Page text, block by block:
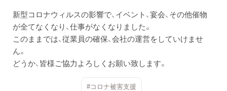
新型コロナウィルスの影響で、イベント、宴会、その他催物
が全てなくなり、仕事がなくなりました。
このままでは、従業員の確保、会社の運営をしていけませ
ん。
どうか、皆様ご協力よろしくお願い致します。
#コロナ被害支援